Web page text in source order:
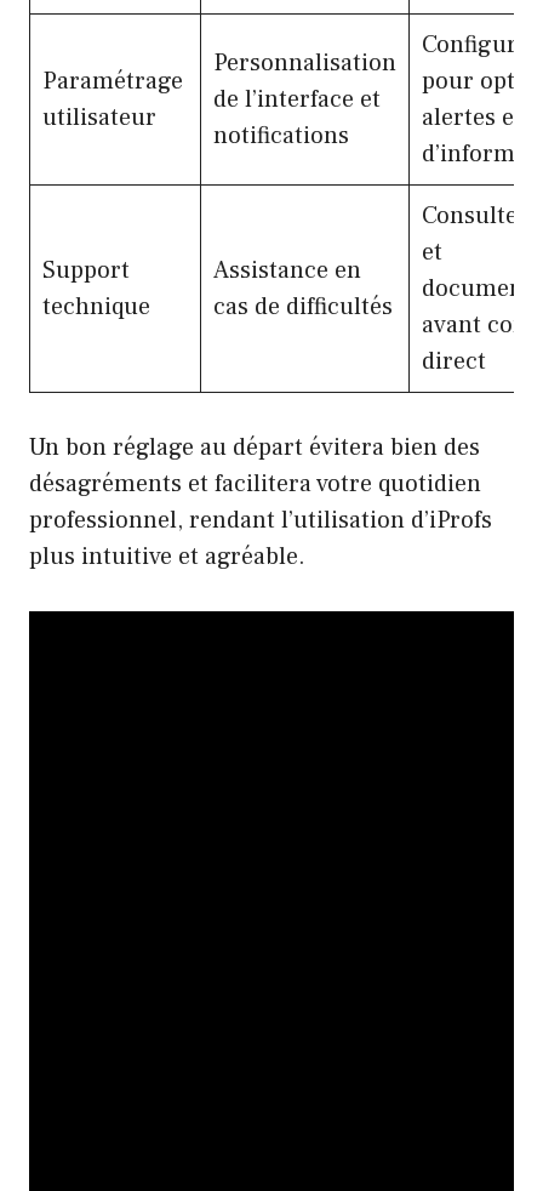
Paramétrage
utilisateur
Personnalisation
de l’interface et
notifications
Configurer
pour
alertes et
Support
technique
Assistance en
cas de difficultés
Consulter
et
avant
direct
Un bon réglage au départ évitera bien des
désagréments et facilitera votre quotidien
professionnel, rendant l’utilisation d’iProfs
plus intuitive et agréable.